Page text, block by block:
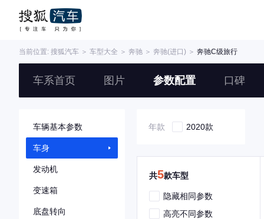
当前位置: 搜狐汽车 ＞ 车型大全 ＞ 奔驰 ＞ 奔驰(进口) ＞ 奔驰C级旅行
车系首页 图片 参数配置 口碑
车辆基本参数
车身
发动机
变速箱
底盘转向
年款 2020款
共5款车型
隐藏相同参数
高亮不同参数